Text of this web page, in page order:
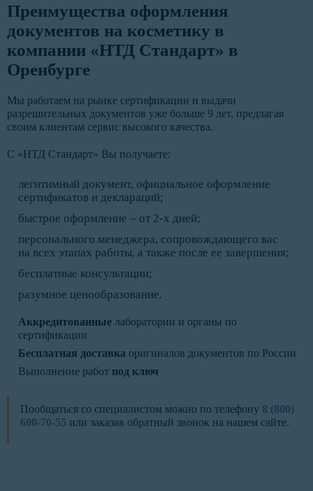
Преимущества оформления
документов на косметику в
компании «НТД Стандарт» в
Оренбурге
Мы работаем на рынке сертификации и выдачи
разрешительных документов уже больше 9 лет, предлагая
своим клиентам сервис высокого качества.
С «НТД Стандарт» Вы получаете:
легитимный документ, официальное оформление
сертификатов и деклараций;
быстрое оформление – от 2-х дней;
персонального менеджера, сопровождающего вас
на всех этапах работы, а также после ее завершения;
бесплатные консультации;
разумное ценообразование.
Аккредитованные лаборатории и органы по
сертификации
Бесплатная доставка оригиналов документов по России
Выполнение работ под ключ
Пообщаться со специалистом можно по телефону 8 (800)
600-70-55 или заказав обратный звонок на нашем сайте.